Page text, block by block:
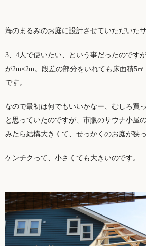
海のまるみのお庭に設計させていただいた
3、4人で使いたい、という事だったのです
が2m×2m。段差の部分をいれても床面積5
です。
なので最初は何でもいいかなー、むしろ買
と思っていたのですが、市販のサウナ小屋
みたら結構大きくて、せっかくのお庭が狭
ケンチクって、小さくても大きいのです。